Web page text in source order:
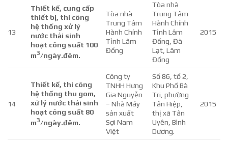
13
Thiết kế, cung cấp
thiết bị, thi công
hệ thống xử lý
nước thải sinh
hoạt công suất 100
m3/ngày.đêm.
Tòa nhà
Trung Tâm
Hành Chính
Tỉnh Lâm
Đồng
Tòa nhà
Trung Tâm
Hành Chính
Tỉnh Lâm
Đồng, Đà
Lạt, Lâm
Đồng
2015
14
Thiết kế, thi công
hệ thống thu gom,
xử lý nước thải sinh
hoạt công suất 80
m3/ngày.đêm.
Công ty
TNHH Hưng
Gia Nguyễn
– Nhà Máy
sản xuất
Sợi Nam
Việt
Số 86, tổ 2,
Khu Phố Bà
Tri, phường
Tân Hiệp,
thị xã Tân
Uyên, Bình
Dương.
2015